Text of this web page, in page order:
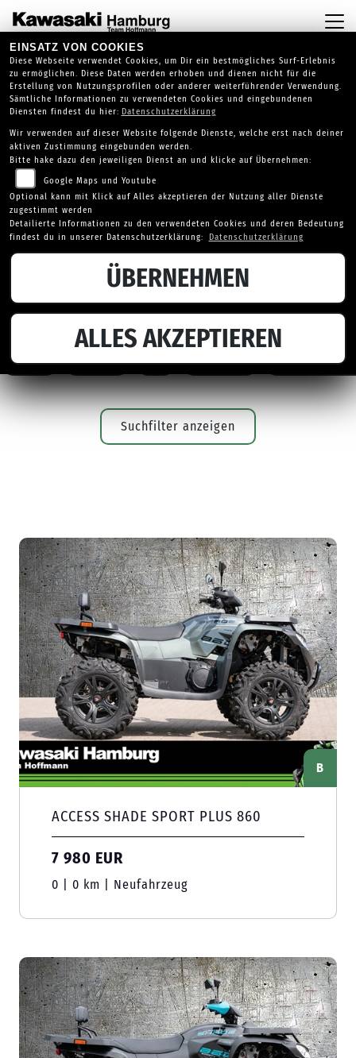
MOTORRÄDER FINDEN
deine Auswahl
ALLE 125ER A2 ROLLER
Suchfilter anzeigen
B
ACCESS SHADE SPORT PLUS 860
7 980 EUR
0 | 0 km | Neufahrzeug
EINSATZ VON COOKIES
Diese Webseite verwendet Cookies, um Dir ein bestmögliches Surf-Erlebnis
zu ermöglichen. Diese Daten werden erhoben und dienen nicht für die
Erstellung von Nutzungsprofilen oder anderer weiterführender Verwendung.
Sämtliche Informationen zu verwendeten Cookies und eingebundenen
Diensten findest du hier: Datenschutzerklärung
Wir verwenden auf dieser Website folgende Dienste, welche erst nach deiner
aktiven Zustimmung eingebunden werden.
Bitte hake dazu den jeweiligen Dienst an und klicke auf Übernehmen:
Google Maps und Youtube
Optional kann mit Klick auf Alles akzeptieren der Nutzung aller Dienste
zugestimmt werden
Detailierte Informationen zu den verwendeten Cookies und deren Bedeutung
findest du in unserer Datenschutzerklärung:
Datenschutzerklärung
ÜBERNEHMEN
ALLES AKZEPTIEREN